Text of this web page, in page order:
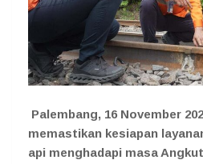
Palembang, 16 November
memastikan kesiapan
api menghadapi masa